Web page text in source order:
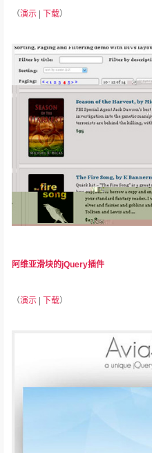
（演示 下载）
阿维亚滑块的jQuery插件
（演示 |下载）